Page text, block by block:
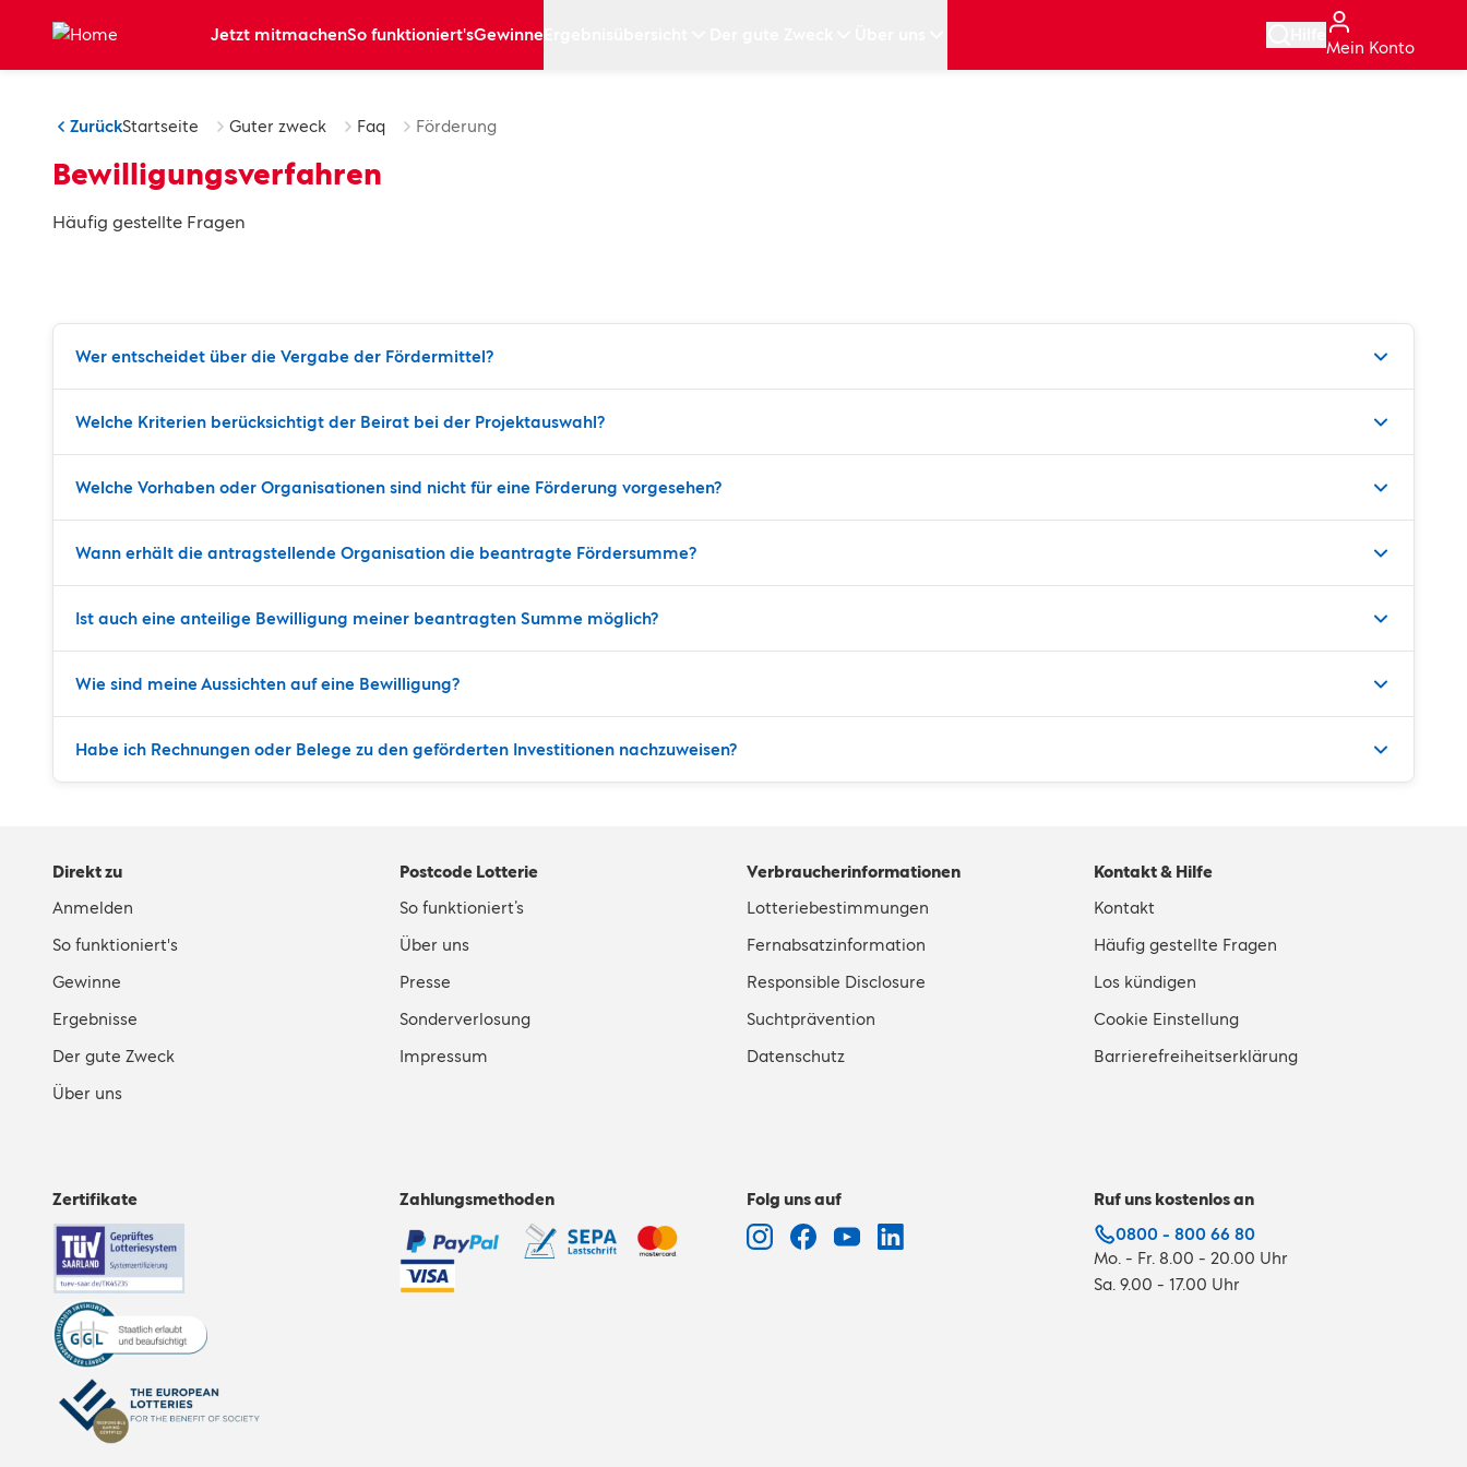
Zum Hauptinhalt springen
Jetzt mitmachenSo funktioniert'sGewinne
Mein Konto
ZurückStartseite Guter zweck Faq Förderung
Bewilligungsverfahren
Häufig gestellte Fragen
Wer entscheidet über die Vergabe der Fördermittel?
Welche Kriterien berücksichtigt der Beirat bei der Projektauswahl?
Welche Vorhaben oder Organisationen sind nicht für eine Förderung vorgesehen?
Wann erhält die antragstellende Organisation die beantragte Fördersumme?
Ist auch eine anteilige Bewilligung meiner beantragten Summe möglich?
Wie sind meine Aussichten auf eine Bewilligung?
Habe ich Rechnungen oder Belege zu den geförderten Investitionen nachzuweisen?
Direkt zu
Anmelden
So funktioniert's
Gewinne
Ergebnisse
Der gute Zweck
Über uns
Postcode Lotterie
So funktioniert’s
Über uns
Presse
Sonderverlosung
Impressum
Verbraucherinformationen
Lotteriebestimmungen
Fernabsatzinformation
Responsible Disclosure
Suchtprävention
Datenschutz
Kontakt & Hilfe
Kontakt
Häufig gestellte Fragen
Los kündigen
Cookie Einstellung
Barrierefreiheitserklärung
Zertifikate Zahlungsmethoden Folg uns auf
Ruf uns kostenlos an
0800 - 800 66 80
Mo. - Fr. 8.00 - 20.00 Uhr
Sa. 9.00 - 17.00 Uhr